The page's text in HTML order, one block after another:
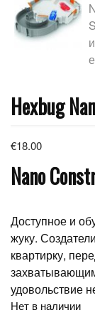
Hexbug
€18.00
Nano
Доступное и
жуку.
квартирку,
удовольствие
Нет в наличии